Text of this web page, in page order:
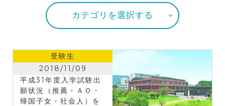
カテゴリを選択する
受験生
2018/11/09
平成31年度入学試験出
願状況（推薦・ＡＯ・
帰国子女・社会人）を